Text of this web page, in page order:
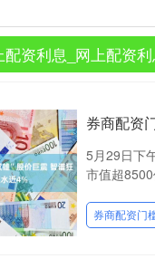
资利息_网上配资
券商配资
5月29日下
市值超
券商配资门